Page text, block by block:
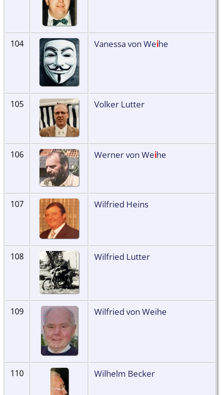
104 Vanessa von Weihe
105 Volker Lutter
106 Werner von Weihe
107 Wilfried Heins
108 Wilfried Lutter
109 Wilfried von Weihe
110 Wilhelm Becker